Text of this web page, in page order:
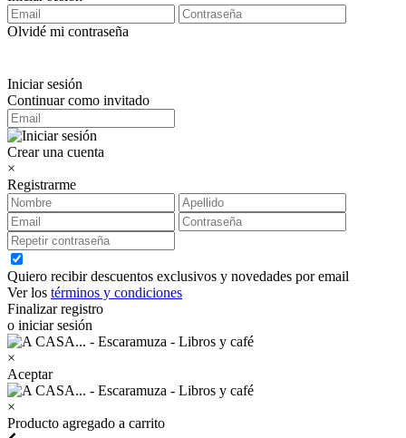
Olvidé mi contraseña
Iniciar sesión
Continuar como invitado
Crear una cuenta
×
Registrarme
Quiero recibir descuentos exclusivos y novedades por email
Ver los términos y condiciones
Finalizar registro
o iniciar sesión
×
Aceptar
×
Producto agregado a carrito